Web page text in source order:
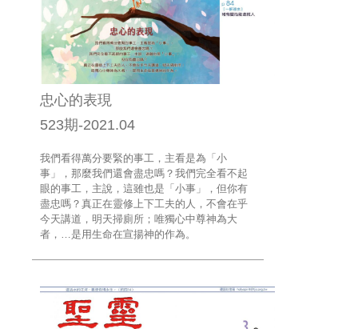
​忠心的表現
523期-2021.04
我們看得萬分要緊的事工，主看是為「小
事」，那麼我們還會盡忠嗎？我們完全看不起
眼的事工，主說，這雖也是「小事」，但你有
盡忠嗎？真正在靈修上下工夫的人，不會在乎
今天講道，明天掃廁所；唯獨心中尊神為大
者，…是用生命在宣揚神的作為。